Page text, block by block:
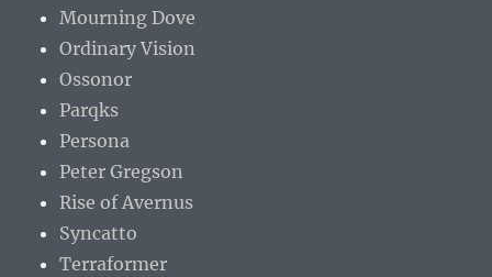
Mourning Dove
Ordinary Vision
Ossonor
Parqks
Persona
Peter Gregson
Rise of Avernus
Syncatto
Terraformer